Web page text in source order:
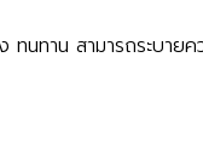
ทนทาน สามารถระบ